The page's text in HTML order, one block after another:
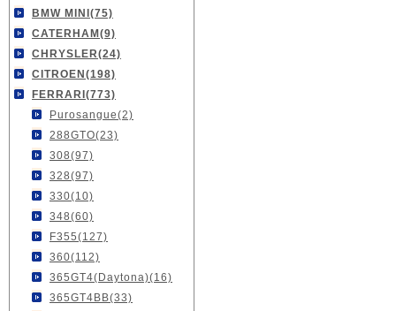
BMW MINI(75)
CATERHAM(9)
CHRYSLER(24)
CITROEN(198)
FERRARI(773)
Purosangue(2)
288GTO(23)
308(97)
328(97)
330(10)
348(60)
F355(127)
360(112)
365GT4(Daytona)(16)
365GT4BB(33)